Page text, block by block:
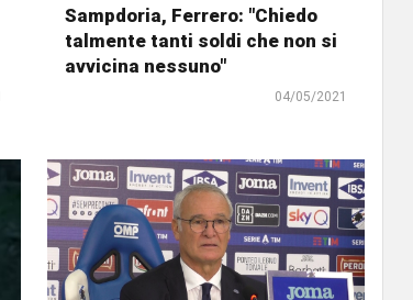
Sampdoria, Ferrero: "Chiedo
talmente tanti soldi che non si
avvicina nessuno"
04/05/2021